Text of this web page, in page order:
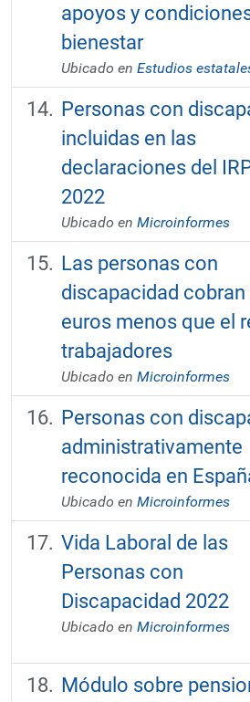
apoyos y
bienestar
Ubicado en Estudios
Personas con
incluidas en las
declaraciones del
2022
Ubicado en Microinformes
Las personas con
discapacidad cobran
euros menos que el
trabajadores
Ubicado en Microinformes
Personas con
administrativamente
reconocida en
Ubicado en Microinformes
Vida Laboral de las
Personas con
Discapacidad 2022
Ubicado en Microinformes
Módulo sobre